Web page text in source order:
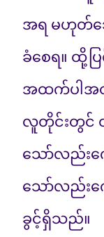
အရ မဟုတ်သ
ခံစေရ။ ထို့
အထက်ပါအတို
လူတိုင်းတွင်
သော်လည်းက
သော်လည်း
ခွင့်ရှိသည်။